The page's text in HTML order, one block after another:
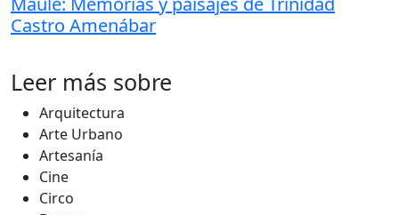
Castro Amenábar
Leer más sobre
Arquitectura
Arte Urbano
Artesanía
Cine
Circo